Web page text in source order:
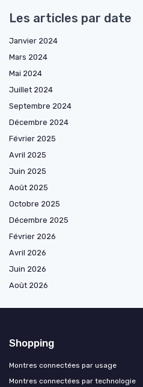
Les articles par date
Janvier 2024
Mars 2024
Mai 2024
Juillet 2024
Septembre 2024
Décembre 2024
Février 2025
Avril 2025
Juin 2025
Août 2025
Octobre 2025
Décembre 2025
Février 2026
Avril 2026
Juin 2026
Août 2026
Shopping
Montres connectées par usage
Montres connectées par technologie